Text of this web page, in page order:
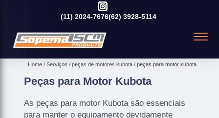
(11) 2024-7676(62) 3928-5114
Home Serviços peças de motores kubota peças para motor kubota
Peças para Motor Kubota
As peças para motor Kubota são essenciais
para manter o equipamento devidamente